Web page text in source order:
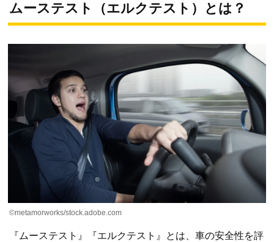
ムーステスト（エルクテスト）とは？
©metamorworks/stock.adobe.com
『ムーステスト』『エルクテスト』とは、車の安全性を評